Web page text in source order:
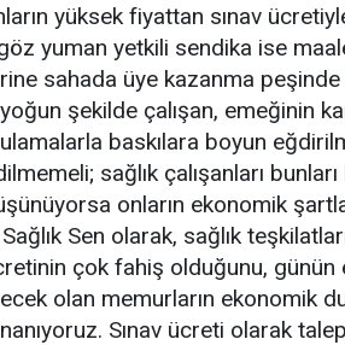
yüksek fiyattan sınav
yuman yetkili sendika ise
sahada üye kazanma
şekilde çalışan, emeğinin
baskılara boyun
sağlık çalışanları
onların ekonomik
Sen olarak, sağlık
çok fahiş olduğunu, günün
olan memurların ekonomik
Sınav ücreti olarak